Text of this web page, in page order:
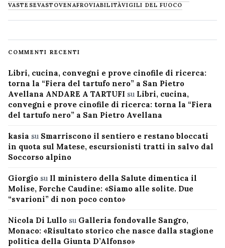
VASTESEVASTOVENAFROVIABILITÀVIGILI DEL FUOCO
COMMENTI RECENTI
Libri, cucina, convegni e prove cinofile di ricerca:
torna la “Fiera del tartufo nero” a San Pietro
Avellana ANDARE A TARTUFI su Libri, cucina,
convegni e prove cinofile di ricerca: torna la “Fiera
del tartufo nero” a San Pietro Avellana
kasia su Smarriscono il sentiero e restano bloccati
in quota sul Matese, escursionisti tratti in salvo dal
Soccorso alpino
Giorgio su Il ministero della Salute dimentica il
Molise, Forche Caudine: «Siamo alle solite. Due
“svarioni” di non poco conto»
Nicola Di Lullo su Galleria fondovalle Sangro,
Monaco: «Risultato storico che nasce dalla stagione
politica della Giunta D’Alfonso»